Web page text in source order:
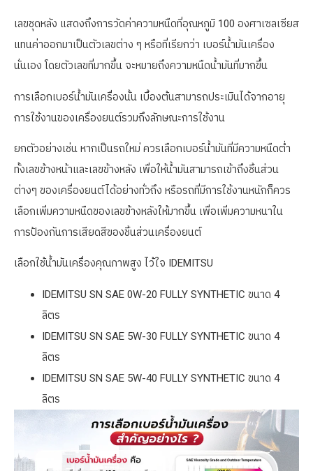
เลขชุดหลัง แสดงถึงการวัดค่าความหนืดที่อุณหภูมิ 100 องศาเซลเซียส
แทนค่าออกมาเป็นตัวเลขต่าง ๆ หรือที่เรียกว่า เบอร์น้ำมันเครื่อง
นั่นเอง โดยตัวเลขที่มากขึ้น จะหมายถึงความหนืดน้ำมันที่มากขึ้น
การเลือกเบอร์น้ำมันเครื่องนั้น เบื้องต้นสามารถประเมินได้จากอายุ
การใช้งานของเครื่องยนต์รวมถึงลักษณะการใช้งาน
ยกตัวอย่างเช่น หากเป็นรถใหม่ ควรเลือกเบอร์น้ำมันที่มีความหนืดต่ำ
ทั้งเลขข้างหน้าและเลขข้างหลัง เพื่อให้น้ำมันสามารถเข้าถึงชิ้นส่วน
ต่างๆ ของเครื่องยนต์ได้อย่างทั่วถึง หรือรถที่มีการใช้งานหนักก็ควร
เลือกเพิ่มความหนืดของเลขข้างหลังให้มากขึ้น เพื่อเพิ่มความหนาใน
การป้องกันการเสียดสีของชิ้นส่วนเครื่องยนต์
เลือกใช้น้ำมันเครื่องคุณภาพสูง ไว้ใจ IDEMITSU
IDEMITSU SN SAE 0W-20 FULLY SYNTHETIC ขนาด 4
ลิตร
IDEMITSU SN SAE 5W-30 FULLY SYNTHETIC ขนาด 4
ลิตร
IDEMITSU SN SAE 5W-40 FULLY SYNTHETIC ขนาด 4
ลิตร